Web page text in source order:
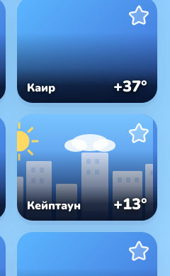
Каир +37°
Кейптаун +13°